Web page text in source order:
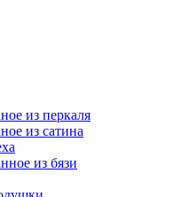
из перкаля
из сатина
из бязи